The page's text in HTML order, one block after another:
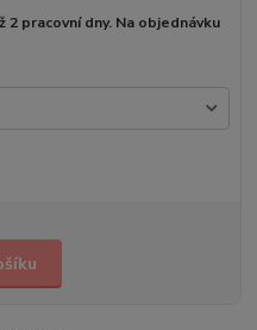
2 pracovní dny. Na objednávku